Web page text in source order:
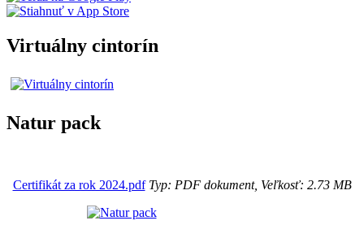
Virtuálny cintorín
Natur pack
Certifikát za rok 2024.pdfTyp: PDF dokument, Veľkosť: 2.73 MB